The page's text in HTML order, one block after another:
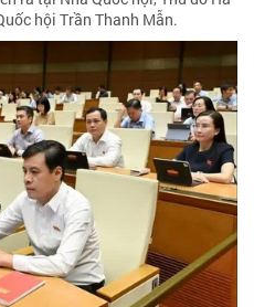
hội Trần Thanh Mẫn.